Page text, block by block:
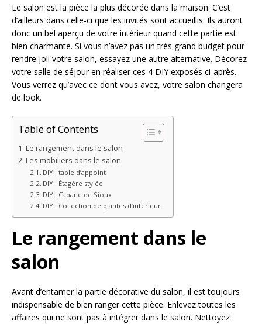
Le salon est la pièce la plus décorée dans la maison. C’est
d’ailleurs dans celle-ci que les invités sont accueillis. Ils auront
donc un bel aperçu de votre intérieur quand cette partie est
bien charmante. Si vous n’avez pas un très grand budget pour
rendre joli votre salon, essayez une autre alternative. Décorez
votre salle de séjour en réaliser ces 4 DIY exposés ci-après.
Vous verrez qu’avec ce dont vous avez, votre salon changera
de look.
Table of Contents
Le rangement dans le salon
Les mobiliers dans le salon
DIY : table d’appoint
DIY : Étagère stylée
DIY : Cabane de Sioux
DIY : Collection de plantes d’intérieur
Le rangement dans le
salon
Avant d’entamer la partie décorative du salon, il est toujours
indispensable de bien ranger cette pièce. Enlevez toutes les
affaires qui ne sont pas à intégrer dans le salon. Nettoyez